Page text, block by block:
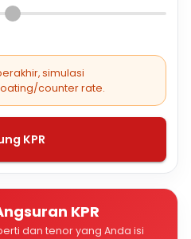
simulasi
counter rate.
KPR
KPR
dan tenor yang Anda isi